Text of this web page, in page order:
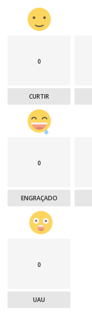
0
CURTIR
0
ENGRAÇADO
0
UAU